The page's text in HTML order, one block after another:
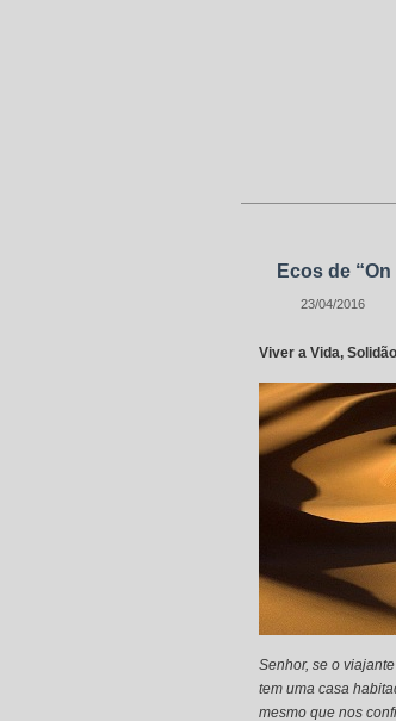
Ecos de
23/04/2016
Viver a Vida,
Senhor, se o
tem uma casa
mesmo que nos